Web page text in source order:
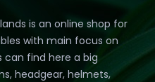
is an online shop for
with main focus on
can find here a big
headgear, helmets,